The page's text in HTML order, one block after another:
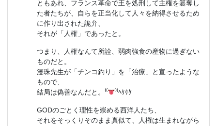
ともあれ、フランス革命で王を処刑して主権を簒奪し
た者たちが、自らを正当化して人々を納得させるため
に作り出された詭弁、
それが「人権」であったと。
つまり、人権なんて所詮、弱肉強食の産物に過ぎない
ものだと。
漫珠先生が「チンコ釣り」を「治療」と宣ったような
もので、
結局は偽善なんだと。⁽⁽
⁾⁾ﾍｹｹｹ
GODのごとく理性を崇める西洋人たち、
それをそっくりそのまま真似て、人権は生まれながら